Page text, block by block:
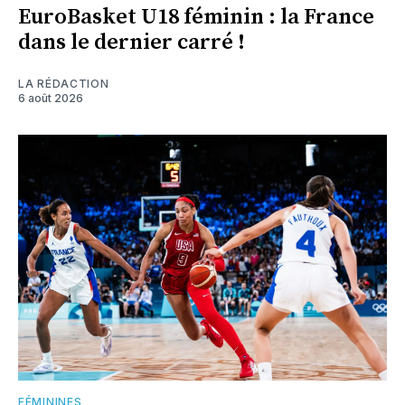
EuroBasket U18 féminin : la France
dans le dernier carré !
LA RÉDACTION
6 août 2026
FÉMININES